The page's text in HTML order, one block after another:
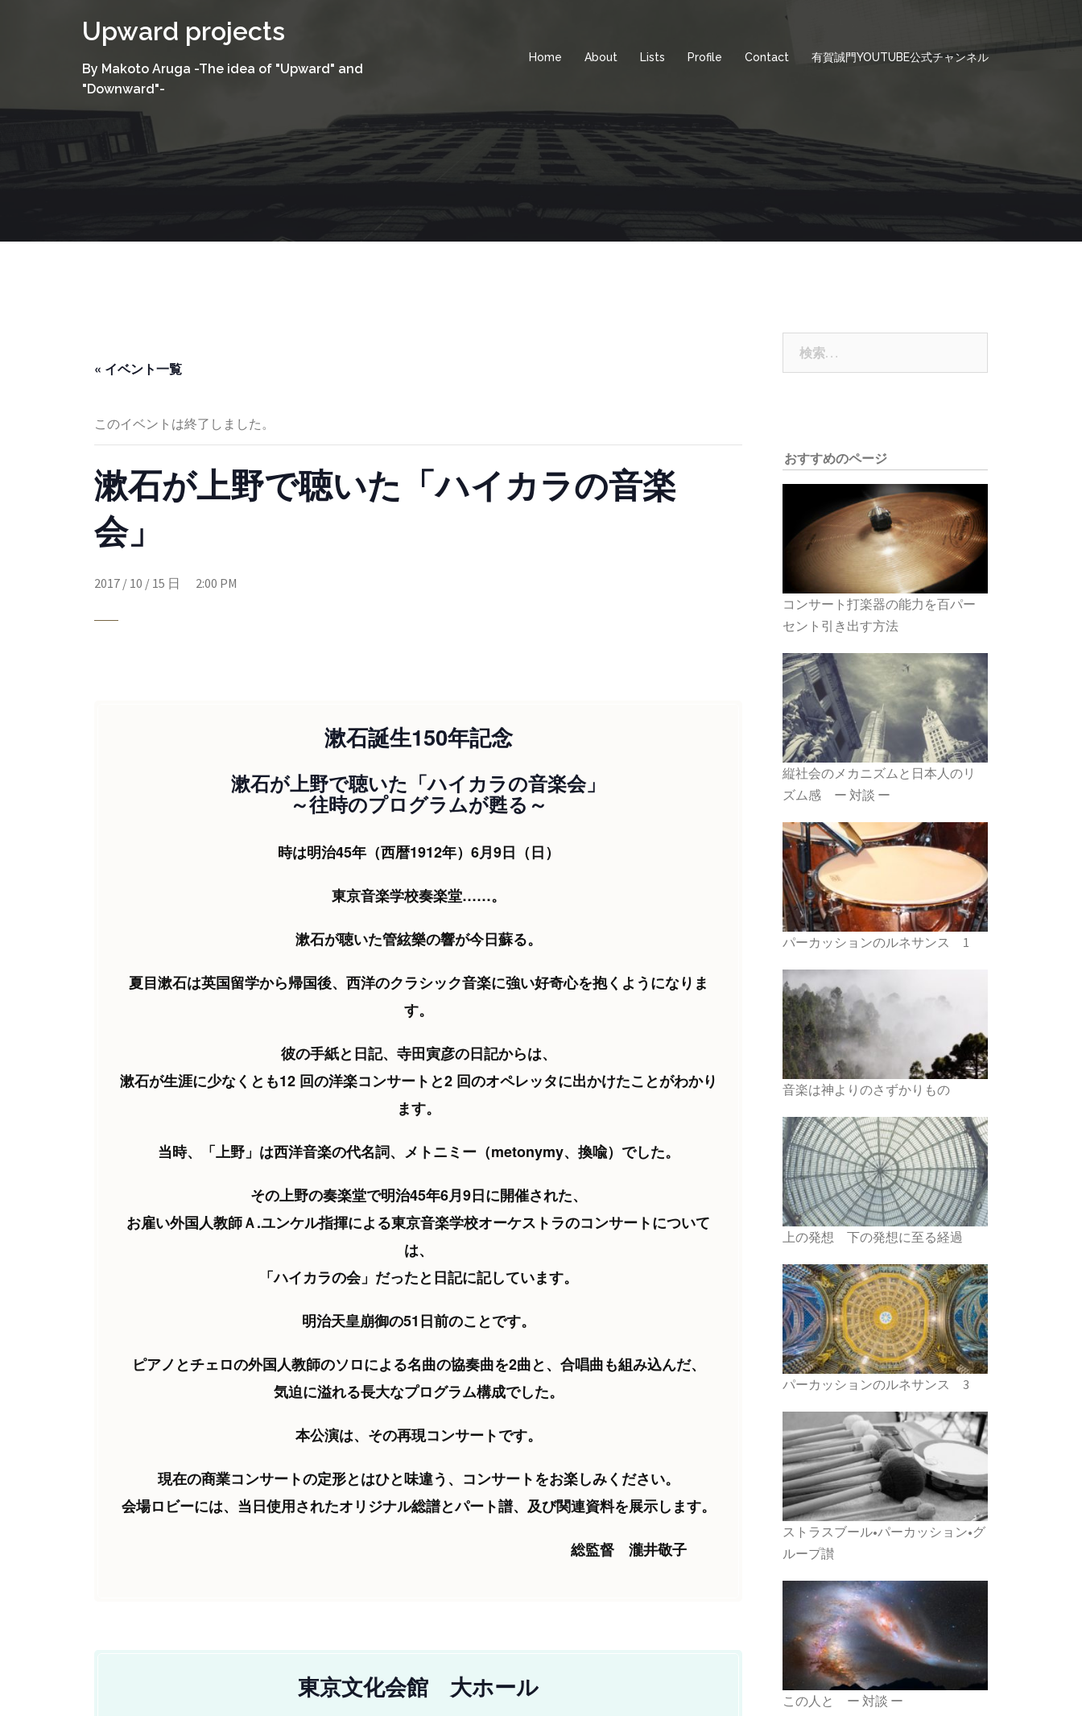
Upward projects
By Makoto Aruga -The idea of "Upward" and
"Downward"-
Home About Lists Profile Contact 有賀誠門YOUTUBE公式チャンネル
« イベント一覧
このイベントは終了しました。
漱石が上野で聴いた「ハイカラの音楽
会」
2017 / 10 / 15 日 2:00 PM
漱石誕生150年記念
漱石が上野で聴いた「ハイカラの音楽会」
～往時のプログラムが甦る～
時は明治45年（西暦1912年）6月9日（日）
東京音楽学校奏楽堂……。
漱石が聴いた管絃樂の響が今日蘇る。
夏目漱石は英国留学から帰国後、西洋のクラシック音楽に強い好奇心を抱くようになりま
す。
彼の手紙と日記、寺田寅彦の日記からは、
漱石が生涯に少なくとも12 回の洋楽コンサートと2 回のオペレッタに出かけたことがわかり
ます。
当時、「上野」は西洋音楽の代名詞、メトニミー（metonymy、換喩）でした。
その上野の奏楽堂で明治45年6月9日に開催された、
お雇い外国人教師Ａ.ユンケル指揮による東京音楽学校オーケストラのコンサートについて
は、
「ハイカラの会」だったと日記に記しています。
明治天皇崩御の51日前のことです。
ピアノとチェロの外国人教師のソロによる名曲の協奏曲を2曲と、合唱曲も組み込んだ、
気迫に溢れる長大なプログラム構成でした。
本公演は、その再現コンサートです。
現在の商業コンサートの定形とはひと味違う、コンサートをお楽しみください。
会場ロビーには、当日使用されたオリジナル総譜とパート譜、及び関連資料を展示します。
総監督 瀧井敬子
東京文化会館 大ホール
おすすめのページ
コンサート打楽器の能力を百パー
セント引き出す方法
縦社会のメカニズムと日本人のリ
ズム感 ー 対談 ー
パーカッションのルネサンス 1
音楽は神よりのさずかりもの
上の発想 下の発想に至る経過
パーカッションのルネサンス 3
ストラスブール•パーカッション•グ
ループ讃
この人と ー 対談 ー